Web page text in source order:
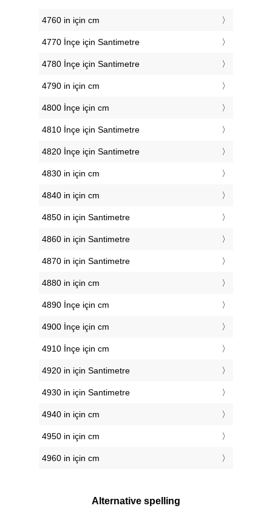
4760 in için cm
4770 İnçe için Santimetre
4780 İnçe için Santimetre
4790 in için cm
4800 İnçe için cm
4810 İnçe için Santimetre
4820 İnçe için Santimetre
4830 in için cm
4840 in için cm
4850 in için Santimetre
4860 in için Santimetre
4870 in için Santimetre
4880 in için cm
4890 İnçe için cm
4900 İnçe için cm
4910 İnçe için cm
4920 in için Santimetre
4930 in için Santimetre
4940 in için cm
4950 in için cm
4960 in için cm
Alternative spelling